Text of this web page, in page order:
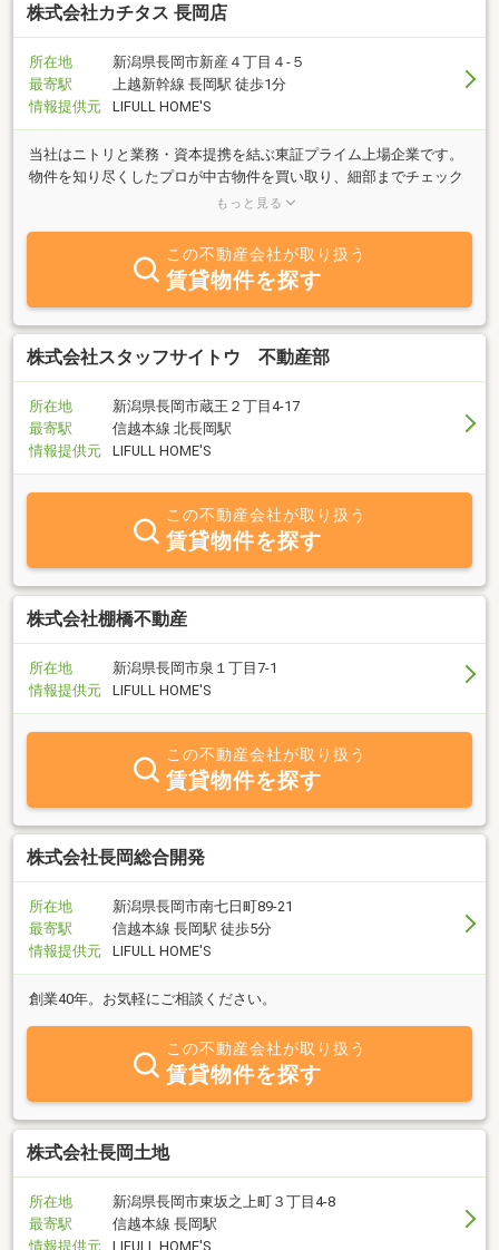
株式会社カチタス 長岡店
所在地
新潟県長岡市新産４丁目４‐５
最寄駅
上越新幹線 長岡駅 徒歩1分
情報提供元
LIFULL HOME'S
当社はニトリと業務・資本提携を結ぶ東証プライム上場企業です。
物件を知り尽くしたプロが中古物件を買い取り、細部までチェック
し自社規格に沿ってリフォームしているので、ご購入後も安心が続
もっと見る
この不動産会社が取り扱う
賃貸物件を探す
株式会社スタッフサイトウ 不動産部
所在地
新潟県長岡市蔵王２丁目4-17
最寄駅
信越本線 北長岡駅
情報提供元
LIFULL HOME'S
この不動産会社が取り扱う
賃貸物件を探す
株式会社棚橋不動産
所在地
新潟県長岡市泉１丁目7-1
情報提供元
LIFULL HOME'S
この不動産会社が取り扱う
賃貸物件を探す
株式会社長岡総合開発
所在地
新潟県長岡市南七日町89-21
最寄駅
信越本線 長岡駅 徒歩5分
情報提供元
LIFULL HOME'S
創業40年。お気軽にご相談ください。
この不動産会社が取り扱う
賃貸物件を探す
株式会社長岡土地
所在地
新潟県長岡市東坂之上町３丁目4-8
最寄駅
信越本線 長岡駅
情報提供元
LIFULL HOME'S